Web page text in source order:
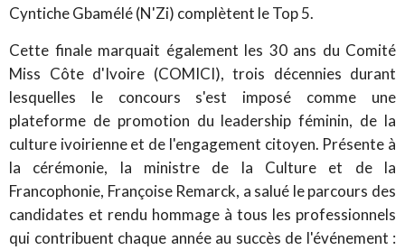
Cyntiche Gbamélé (N'Zi) complètent le Top 5.
Cette finale marquait également les 30 ans du Comité
Miss Côte d'Ivoire (COMICI), trois décennies durant
lesquelles le concours s'est imposé comme une
plateforme de promotion du leadership féminin, de la
culture ivoirienne et de l'engagement citoyen. Présente à
la cérémonie, la ministre de la Culture et de la
Francophonie, Françoise Remarck, a salué le parcours des
candidates et rendu hommage à tous les professionnels
qui contribuent chaque année au succès de l'événement :